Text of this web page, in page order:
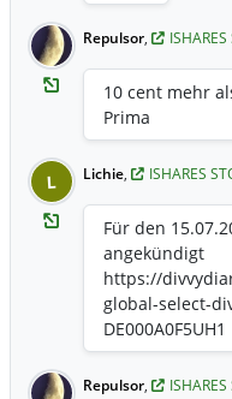
Repulsor,
10 cent mehr
Prima
L Lichie, ISHARES
Für den
angekündigt
https://
global-select-
DE000A0F5UH1
Repulsor,